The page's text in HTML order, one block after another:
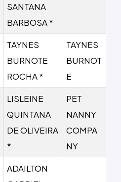
SANTANA
BARBOSA *
TAYNES
BURNOTE
ROCHA *
TAYNES
BURNOT
E
LISLEINE
QUINTANA
DE OLIVEIRA
*
PET
NANNY
COMPA
NY
ADAILTON